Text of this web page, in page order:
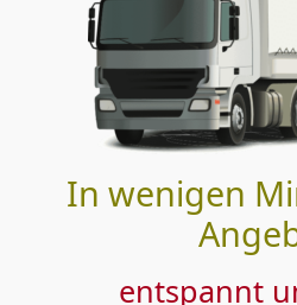
In wenigen
entspannt